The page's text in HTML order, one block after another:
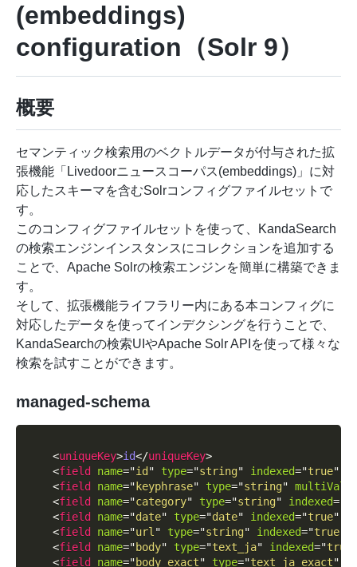
(embeddings)
configuration（Solr 9）
概要
セマンティック検索用のベクトルデータが付与された拡
張機能「Livedoorニュースコーパス(embeddings)」に対
応したスキーマを含むSolrコンフィグファイルセットで
す。
このコンフィグファイルセットを使って、KandaSearch
の検索エンジンインスタンスにコレクションを追加する
ことで、Apache Solrの検索エンジンを簡単に構築できま
す。
そして、拡張機能ライフラリー内にある本コンフィグに
対応したデータを使ってインデクシングを行うことで、
KandaSearchの検索UIやApache Solr APIを使って様々な
検索を試すことができます。
managed-schema
<uniqueKey>id</uniqueKey>
<field name="id " type="string" indexed="true"
<field name=" keyphrase" type="string"
<field name="category" type="string" indexed=
<field name="date" type="date" indexed="true"
<field name="url" type="string" indexed="true
<field name="body" type="text_ja" indexed="true
<field name="body_exact" type="text_ja_exact"